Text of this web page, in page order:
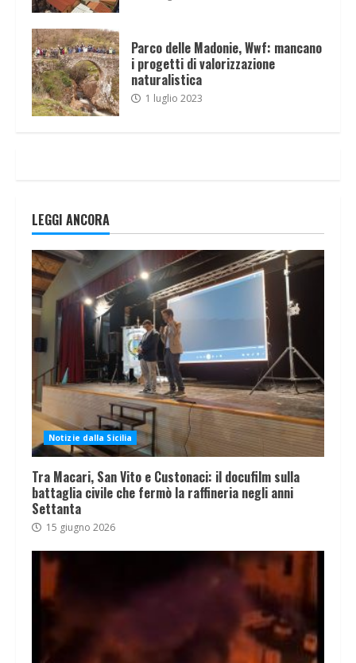
Parco delle Madonie, Wwf: mancano
i progetti di valorizzazione
naturalistica
1 luglio 2023
LEGGI ANCORA
Notizie dalla Sicilia
Tra Macari, San Vito e Custonaci: il docufilm sulla
battaglia civile che fermò la raffineria negli anni
Settanta
15 giugno 2026